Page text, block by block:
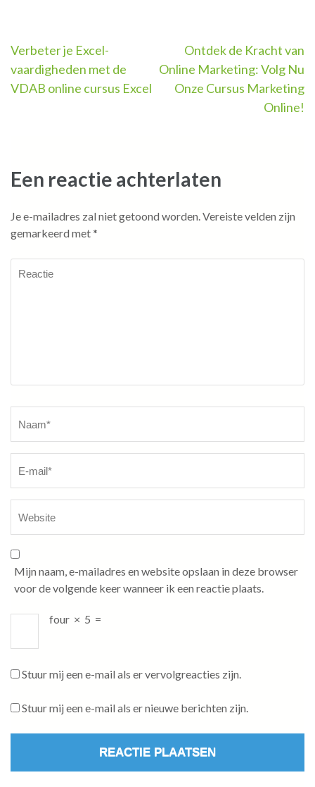
Berichtnavigatie
Verbeter je Excel-
vaardigheden met de
VDAB online cursus Excel
Ontdek de Kracht van
Online Marketing: Volg Nu
Onze Cursus Marketing
Online!
Een reactie achterlaten
Je e-mailadres zal niet getoond worden.Vereiste velden zijn
gemarkeerd met*
Mijn naam, e-mailadres en website opslaan in deze browser
voor de volgende keer wanneer ik een reactie plaats.
four × 5 =
Stuur mij een e-mail als er vervolgreacties zijn.
Stuur mij een e-mail als er nieuwe berichten zijn.